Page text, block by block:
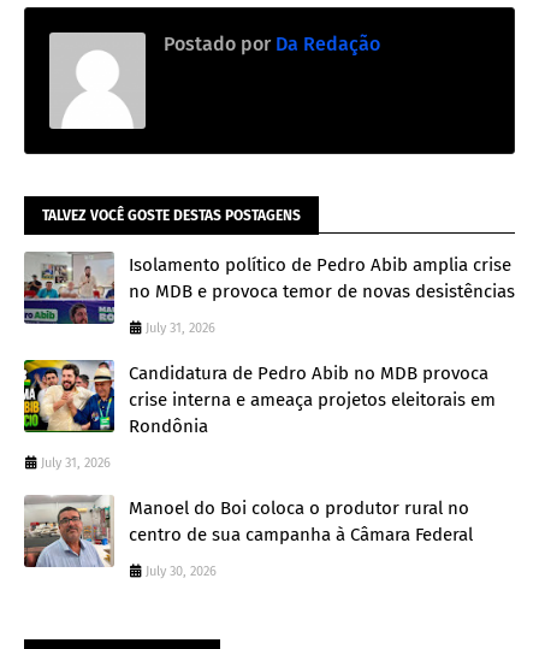
Postado por Da Redação
TALVEZ VOCÊ GOSTE DESTAS POSTAGENS
Isolamento político de Pedro Abib amplia crise
no MDB e provoca temor de novas desistências
July 31, 2026
Candidatura de Pedro Abib no MDB provoca
crise interna e ameaça projetos eleitorais em
Rondônia
July 31, 2026
Manoel do Boi coloca o produtor rural no
centro de sua campanha à Câmara Federal
July 30, 2026